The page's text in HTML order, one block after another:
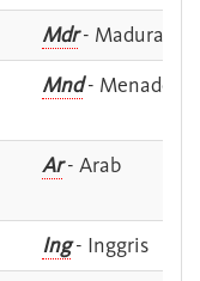
Mdr- Madura
Mnd- Menado
Ar- Arab
Ing- Inggris